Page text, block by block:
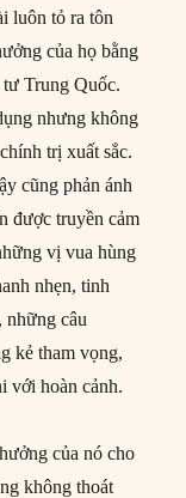
luôn tỏ ra tôn
của họ bằng
tư Trung Quốc.
nhưng không
trị xuất sắc.
cũng phản ánh
được truyền cảm
vị vua hùng
nhẹn, tinh
những câu
kẻ tham vọng,
với hoàn cảnh.
của nó cho
không thoát